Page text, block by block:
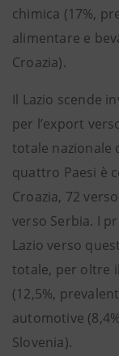
chimica (17%,
alimentare e
Croazia).
Il Lazio scende
per l’export
totale nazionale
quattro Paesi è
Croazia, 72
verso Serbia. I
Lazio verso
totale, per oltre
(12,5%,
automotive
Slovenia).